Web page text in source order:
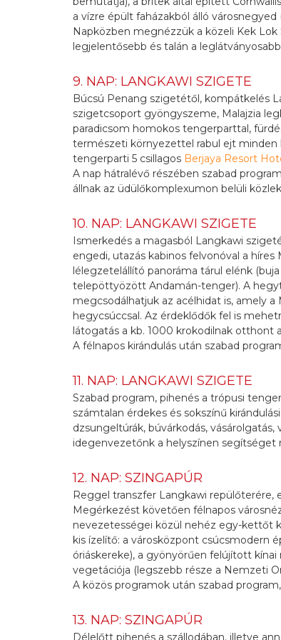
a vízre épült faházakból álló
Napközben megnézzük a közeli Kek
legjelentősebb és talán a
9. NAP: LANGKAWI SZIGETE
Búcsú Penang szigetétől, kompátkelés
szigetcsoport gyöngyszeme, Malajzia
paradicsom homokos tengerparttal,
természeti környezettel rabul ejt minden
tengerparti 5 csillagos Berjaya Resort
A nap hátralévő részében szabad
állnak az üdülőkomplexumon belüli
10. NAP: LANGKAWI SZIGETE
Ismerkedés a magasból Langkawi
engedi, utazás kabinos felvonóval a
lélegzetelállító panoráma tárul elénk
telepöttyözött Andamán-tenger). A
megcsodálhatjuk az acélhidat is, amely
hegycsúccsal. Az érdeklődők fel is
látogatás a kb. 1000 krokodilnak otthont
A félnapos kirándulás után szabad
11. NAP: LANGKAWI SZIGETE
Szabad program, pihenés a trópusi
számtalan érdekes és sokszínű
dzsungeltúrák, búvárkodás,
idegenvezetőnk a helyszínen segítséget
12. NAP: SZINGAPÚR
Reggel transzfer Langkawi repülőterére,
Megérkezést követően félnapos
nevezetességei közül nehéz egy-kettőt
kis ízelítő: a városközpont csúcsmodern
óriáskereke), a gyönyörűen felújított
vegetációja (legszebb része a Nemzeti
A közös programok után szabad
13. NAP: SZINGAPÚR
Délelőtt pihenés a szállodában, illetve